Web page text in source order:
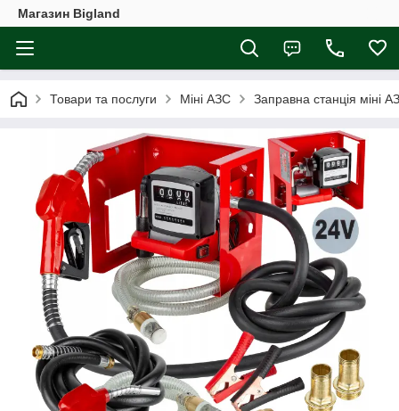
Магазин Bigland
Товари та послуги Міні АЗС Заправна станція міні